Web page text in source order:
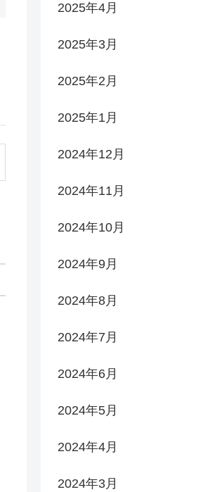
2025年4月
2025年3月
2025年2月
2025年1月
2024年12月
2024年11月
2024年10月
2024年9月
2024年8月
2024年7月
2024年6月
2024年5月
2024年4月
2024年3月